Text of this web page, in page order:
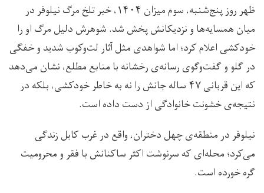
ظهر روز پنج‌شنبه، سوم میزان ۱۴۰۴، خبر تلخ مرگ نیلوفر در
میان همسایه‌ها و نزدیکانش پخش شد. شوهرش دلیل مرگ او را
خودکشی اعلام کرد؛ اما شواهدی مثل آثار لت‌وکوب شدید و خفگی
در گلو و گفت‌وگوی رسانه‌ی رخشانه با منابع مطلع، نشان می‌دهد
که این قربانی ۴۷ ساله جانش را نه به خاطر خودکشی، بلکه در
نتیجه‌ی خشونت خانوادگی از دست داده است.
نیلوفر در منطقه‌ی چهل دختران، واقع در غرب کابل زندگی
می‌کرد؛ محله‌ای که سرنوشت اکثر ساکنانش با فقر و محرومیت
گره خورده است.